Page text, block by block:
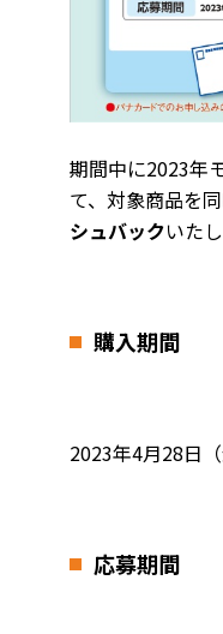
期間中に2023年
て、対象商品を
シュバックいたし
購入期間
2023年4月28日
応募期間